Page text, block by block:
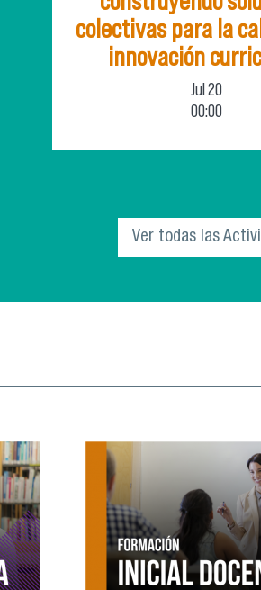
colectivas para la
innovación
Jul20
00:00
Ver todas las